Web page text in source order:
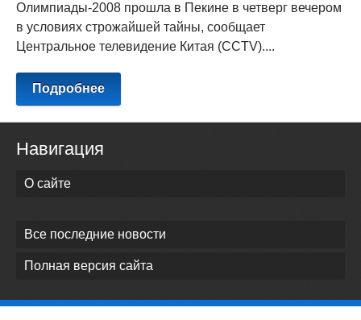
Олимпиады-2008 прошла в Пекине в четверг вечером
в условиях строжайшей тайны, сообщает
Центральное телевидение Китая (CCTV)....
Подробнее
Навигация
О сайте
Все последние новости
Полная версия сайта